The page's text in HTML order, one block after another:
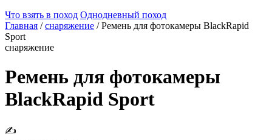
Что взять в поход Однодневный поход
Главная / снаряжение / Ремень для фотокамеры BlackRapid
Sport
снаряжение
Ремень для фотокамеры
BlackRapid Sport
✍